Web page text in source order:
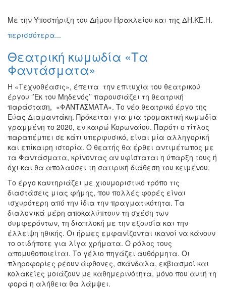
Με την Υποστήριξη του Δήμου Ηρακλείου και της ΔΗ.ΚΕ.Η.
περισσότερα...
Θεατρική κωμωδία «Τα
Φαντάσματα»
Η «Τεχνοθέασις», έπειτα την επιτυχία του θεατρικού
έργου ‘’Εκ του Μηδενός’’ παρουσιάζει τη θεατρική
παράσταση, «ΦΑΝΤΑΣΜΑΤΑ». Το νέο θεατρικό έργο της
Εύας Διαμαντάκη. Πρόκειται για μια τρομακτική κωμωδία
γραμμένη το 2020, εν καιρώ Κορωναίου. Παρότι ο τίτλος
παραπέμπει σε κάτι υπερφυσικό, είναι μία αλληγορική
και επίκαιρη ιστορία. Ο θεατής θα έρθει αντιμέτωπος με
τα Φαντάσματα, κρίνοντας αν υφίσταται η ύπαρξη τους ή
όχι και θα απολαύσει τη σατιρική διάθεση του κειμένου.
Το έργο καυτηριάζει με χιουμοριστικό τρόπο τις
διαστάσεις μιας φήμης, που πολλές φορές είναι
ισχυρότερη από την ίδια την πραγματικότητα. Τα
διαλογικά μέρη αποκαλύπτουν τη σχέση των
συμφερόντων, τη διαπλοκή με την εξουσία και την
έλλειψη ηθικής. Οι ήρωες εμφανίζονται ικανοί να κάνουν
το οτιδήποτε για λίγα χρήματα. Ο ρόλος τους
απομυθοποιείται. Το γέλιο πηγάζει αυθόρμητα. Οι
πληροφορίες ρέουν άφθονες, σκάνδαλα, εκβιασμοί και
κολακείες μοιάζουν με καθημερινότητα, μόνο που αυτή τη
φορά η αλήθεια θα λάμψει.